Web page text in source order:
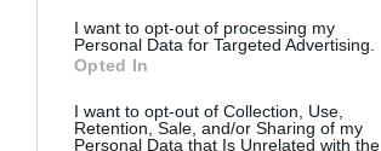
I want to opt-out of processing my
Personal Data for Targeted Advertising.
Opted In
I want to opt-out of Collection, Use,
Retention, Sale, and/or Sharing of my
Personal Data that Is Unrelated with the